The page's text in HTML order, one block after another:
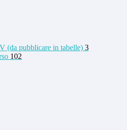
(da pubblicare in tabelle) 3
102